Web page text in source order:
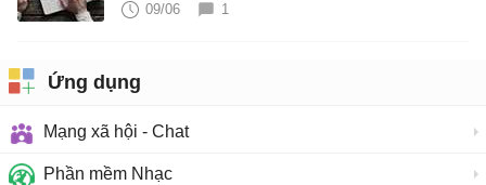
09/06 1
Ứng dụng
Mạng xã hội - Chat
Phần mềm Nhạc